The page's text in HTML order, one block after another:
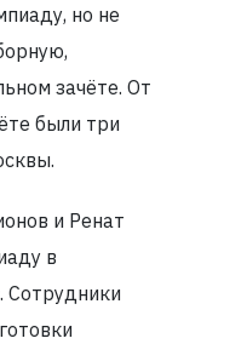
но не
зачёте. От
были три
и Ренат
в
Сотрудники